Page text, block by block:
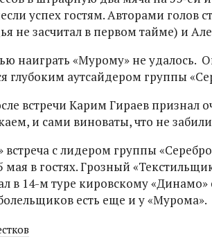
успех гостям. Авторами голов
не засчитал в первом тайме) и
наиграть «Мурому» не удалось.
глубоким аутсайдером группы
встречи Карим Гираев признал
и сами виноваты, что не
с лидером группы
в гостях. Грозный
в 14-м туре кировскому «Динамо»
есть еще и у «Мурома».